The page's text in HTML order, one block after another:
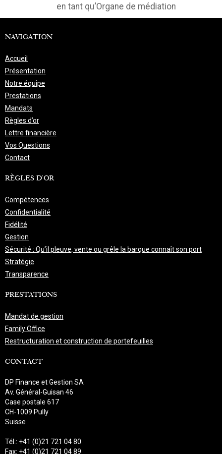
en tant qu’Organe de médiation
NAVIGATION
Accueil
Présentation
Notre équipe
Prestations
Mandats
Règles d’or
Lettre financière
Vos Questions
Contact
RÈGLES D'OR
Compétences
Confidentialité
Fidélité
Gestion
Sécurité : Qu’il pleuve, vente ou grêle la barque connaît son port
Stratégie
Transparence
PRESTATIONS
Mandat de gestion
Family Office
Restructuration et construction de portefeuilles
CONTACT
DP Finance et Gestion SA
Av. Général-Guisan 46
Case postale 617
CH-1009 Pully
Suisse
Tél.: +41 (0)21 721 04 80
Fax: +41 (0)21 721 04 89